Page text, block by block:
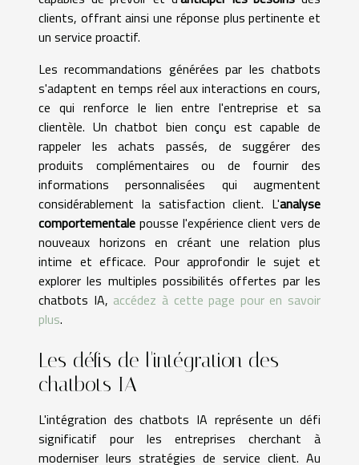
clients, offrant ainsi une réponse plus pertinente et
un service proactif.
Les recommandations générées par les chatbots
s'adaptent en temps réel aux interactions en cours,
ce qui renforce le lien entre l'entreprise et sa
clientèle. Un chatbot bien conçu est capable de
rappeler les achats passés, de suggérer des
produits complémentaires ou de fournir des
informations personnalisées qui augmentent
considérablement la satisfaction client. L'analyse
comportementale pousse l'expérience client vers de
nouveaux horizons en créant une relation plus
intime et efficace. Pour approfondir le sujet et
explorer les multiples possibilités offertes par les
chatbots IA, accédez à cette page pour en savoir
plus.
Les défis de l'intégration des
chatbots IA
L'intégration des chatbots IA représente un défi
significatif pour les entreprises cherchant à
moderniser leurs stratégies de service client. Au